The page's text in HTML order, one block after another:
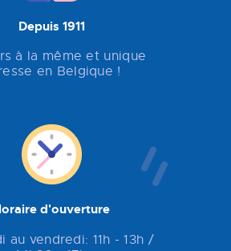
Depuis 1911
à la même et unique
en Belgique !
d'ouverture
au vendredi: 11h - 13h /